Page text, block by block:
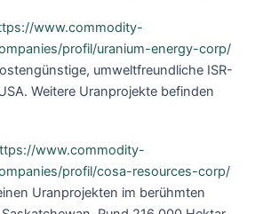
www.commodity-
profil/uranium-energy-corp/
umweltfreundliche ISR-
Weitere Uranprojekte befinden
www.commodity-
profil/cosa-resources-corp/
Uranprojekten im berühmten